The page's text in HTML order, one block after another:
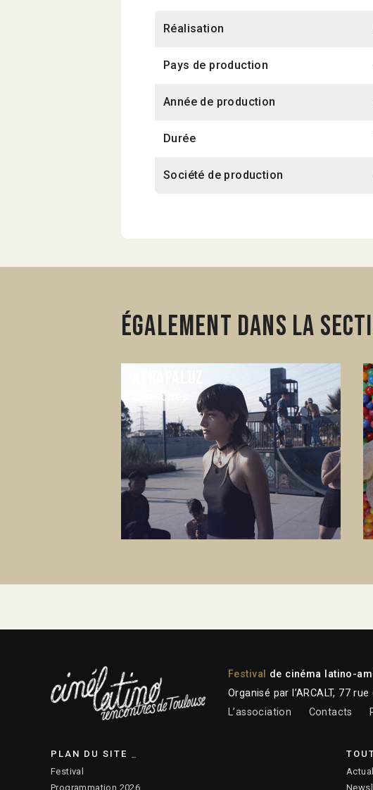
Réalisation
Pays de production
Année de production
Durée
Société de production
Également dans la
Kim Torres
Festival
de cinéma latino-
Organisé par l’ARCALT, 77
L’association
Contacts
PLAN DU SITE
Festival
Programmation 2026